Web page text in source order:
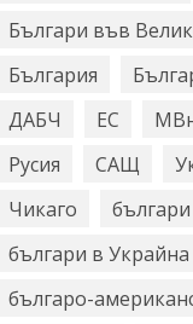
Българи във
България
ДАБЧ
ЕС
Русия
САЩ
Чикаго
българи в Украйна
българо-